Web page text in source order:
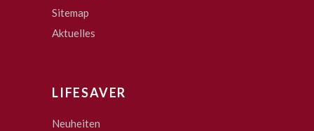
Sitemap
Aktuelles
LIFESAVER
Neuheiten